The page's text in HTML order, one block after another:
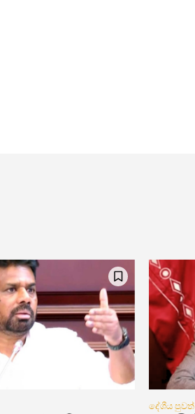
දේශීය පුවත්